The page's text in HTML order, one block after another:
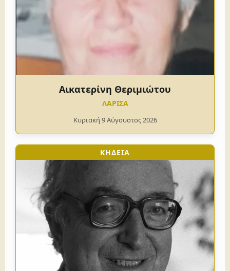
Αικατερίνη Θεριμιώτου
ΛΑΡΙΣΑ
Κυριακή 9 Αύγουστος 2026
ΚΗΔΕΙΑ